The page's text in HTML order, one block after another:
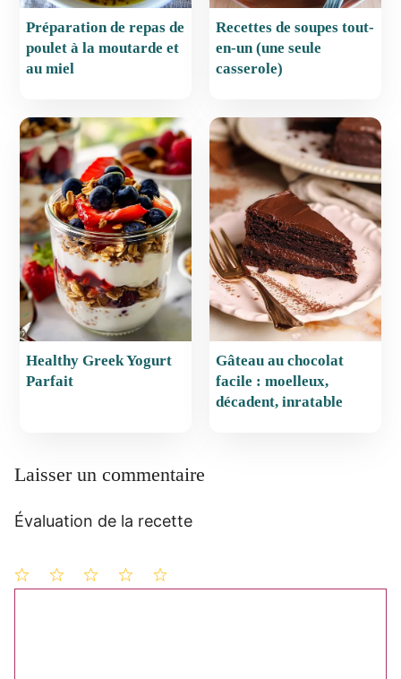
Préparation de repas de
poulet à la moutarde et
au miel
Recettes de soupes tout-
en-un (une seule
casserole)
Healthy Greek Yogurt
Parfait
Gâteau au chocolat
facile : moelleux,
décadent, inratable
Laisser un commentaire
Évaluation de la recette